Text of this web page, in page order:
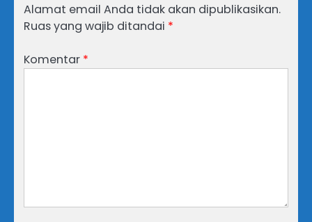
Alamat email Anda tidak akan dipublikasikan.
Ruas yang wajib ditandai *
Komentar *